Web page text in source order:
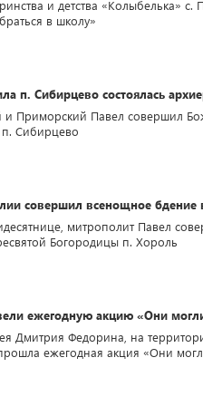
и детства «Колыбелька» с.
в школу»
п. Сибирцево состоялась
и Приморский Павел совершил
п. Сибирцево
совершил всенощное бдение
митрополит Павел
Богородицы п. Хороль
ежегодную акцию «Они
Дмитрия Федорина, на
ежегодная акция «Они